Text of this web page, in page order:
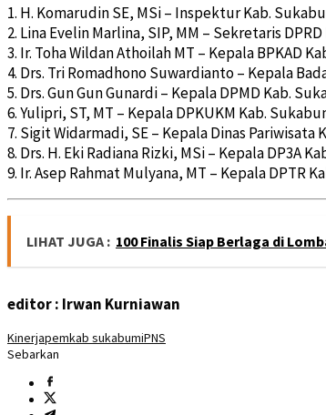
1. H. Komarudin SE, MSi – Inspektur Kab.
2. Lina Evelin Marlina, SIP, MM – Sekretaris
3. Ir. Toha Wildan Athoilah MT – Kepala BPKAD
4. Drs. Tri Romadhono Suwardianto – Kepala
5. Drs. Gun Gun Gunardi – Kepala DPMD Kab.
6. Yulipri, ST, MT – Kepala DPKUKM Kab.
7. Sigit Widarmadi, SE – Kepala Dinas Pariwisata
8. Drs. H. Eki Radiana Rizki, MSi – Kepala DP3A
9. Ir. Asep Rahmat Mulyana, MT – Kepala DPTR
LIHAT JUGA : 100 Finalis Siap Berlaga di
editor : Irwan Kurniawan
Kinerjapemkab sukabumiPNS
Sebarkan